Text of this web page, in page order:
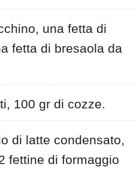
una fetta di
fetta di bresaola da
100 gr di cozze.
di latte condensato,
fettine di formaggio